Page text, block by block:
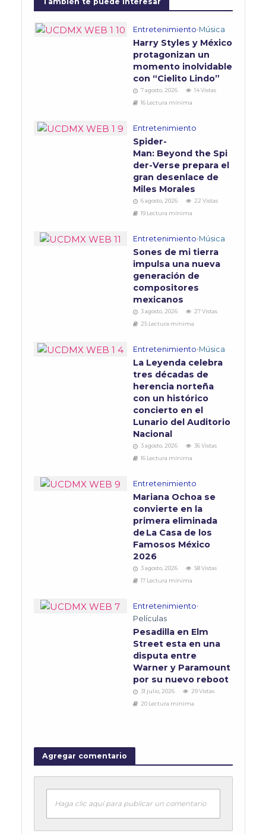
Entretenimiento•Música
Harry Styles y México
protagonizan un
momento inolvidable
con “Cielito Lindo”
7 agosto, 2026
14 Vistas
16 Lectura mínima
Entretenimiento
Spider-
Man: Beyond the Spi
der-Verse prepara el
gran desenlace de
Miles Morales
6 agosto, 2026
22 Vistas
19 Lectura mínima
Entretenimiento•Música
Sones de mi tierra
impulsa una nueva
generación de
compositores
mexicanos
3 agosto, 2026
27 Vistas
25 Lectura mínima
Entretenimiento•Música
La Leyenda celebra
tres décadas de
herencia norteña
con un histórico
concierto en el
Lunario del Auditorio
Nacional
3 agosto, 2026
36 Vistas
16 Lectura mínima
Entretenimiento
Mariana Ochoa se
convierte en la
primera eliminada
de La Casa de los
Famosos México
2026
3 agosto, 2026
58 Vistas
17 Lectura mínima
Entretenimiento•
Películas
Pesadilla en Elm
Street esta en una
disputa entre
Warner y Paramount
por su nuevo reboot
31 julio, 2026
29 Vistas
20 Lectura mínima
Agregar comentario
Haga clic aquí para publicar un comentario